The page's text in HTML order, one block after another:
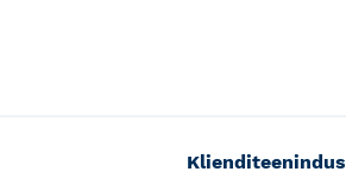
Klienditeenindus